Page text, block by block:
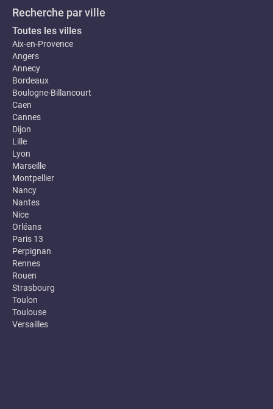
Recherche par ville
Toutes les villes
Aix-en-Provence
Angers
Annecy
Bordeaux
Boulogne-Billancourt
Caen
Cannes
Dijon
Lille
Lyon
Marseille
Montpellier
Nancy
Nantes
Nice
Orléans
Paris 13
Perpignan
Rennes
Rouen
Strasbourg
Toulon
Toulouse
Versailles